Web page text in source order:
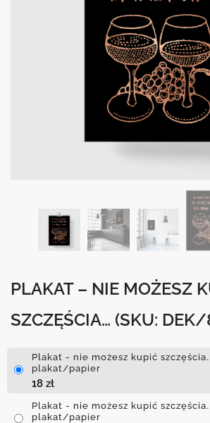
PLAKAT – NIE MOŻESZ
SZCZĘŚCIA… (SKU:
Plakat - nie możesz kupić
plakat/papier
18 zł
Plakat - nie możesz kupić
plakat/papier